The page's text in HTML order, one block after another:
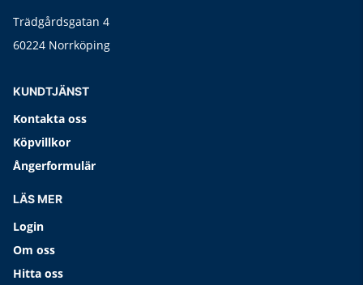
Trädgårdsgatan 4
60224 Norrköping
KUNDTJÄNST
Kontakta oss
Köpvillkor
Ångerformulär
LÄS MER
Login
Om oss
Hitta oss